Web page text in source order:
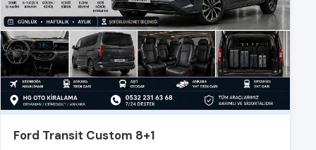
Ford Transit Custom 8+1